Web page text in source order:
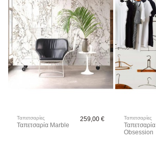
Ταπετσαρίες
Ταπετσαρία Marble
259,00 € Ταπετσαρίες
Ταπετσαρία
Obsession